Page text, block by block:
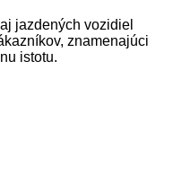
jazdených vozidiel
znamenajúci
istotu.